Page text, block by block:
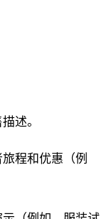
述。
程和优惠（例